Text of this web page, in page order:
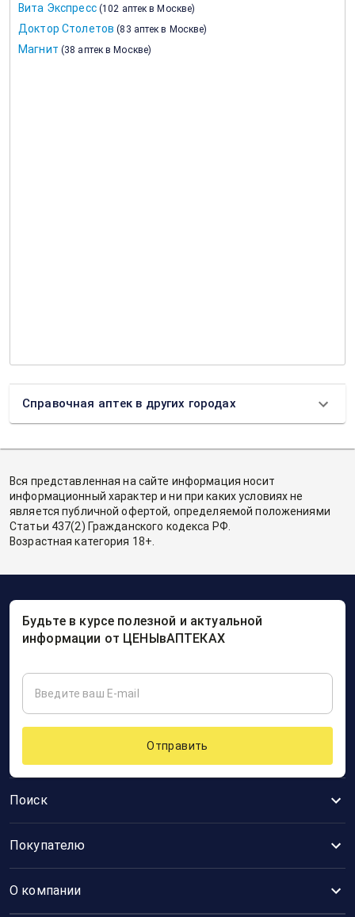
Вита Экспресс (102 аптек в Москве)
Доктор Столетов (83 аптек в Москве)
Магнит (38 аптек в Москве)
Справочная аптек в других городах
Вся представленная на сайте информация носит
информационный характер и ни при каких условиях не
является публичной офертой, определяемой положениями
Статьи 437(2) Гражданского кодекса РФ.
Возрастная категория 18+.
Поиск
Покупателю
О компании
Будьте в курсе полезной и актуальной
информации от ЦЕНЫвАПТЕКАХ
Отправить